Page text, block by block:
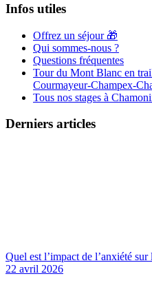
Infos utiles
Offrez un séjour 🎁
Qui sommes-nous ?
Questions fréquentes
Tour du Mont Blanc en
Courmayeur-Champex-
Tous nos stages à
Derniers articles
Quel est l’impact de l’anxiété
22 avril 2026